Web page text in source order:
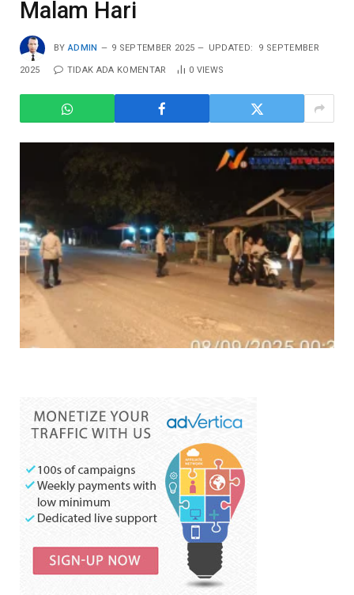
Malam Hari
BY ADMIN 9 SEPTEMBER 2025 UPDATED: 9 SEPTEMBER
2025 TIDAK ADA KOMENTAR 0 VIEWS